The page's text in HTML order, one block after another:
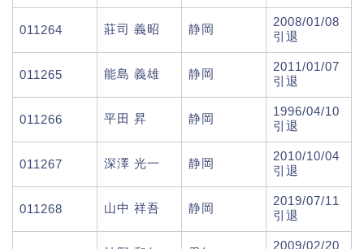
011264 莊司 義昭 静岡
2008/01/08
引退
011265 能島 義雄 静岡
2011/01/07
引退
011266 平田 昇 静岡
1996/04/10
引退
011267 深澤 光一 静岡
2010/10/04
引退
011268 山中 祥吾 静岡
2019/07/11
引退
2009/02/20